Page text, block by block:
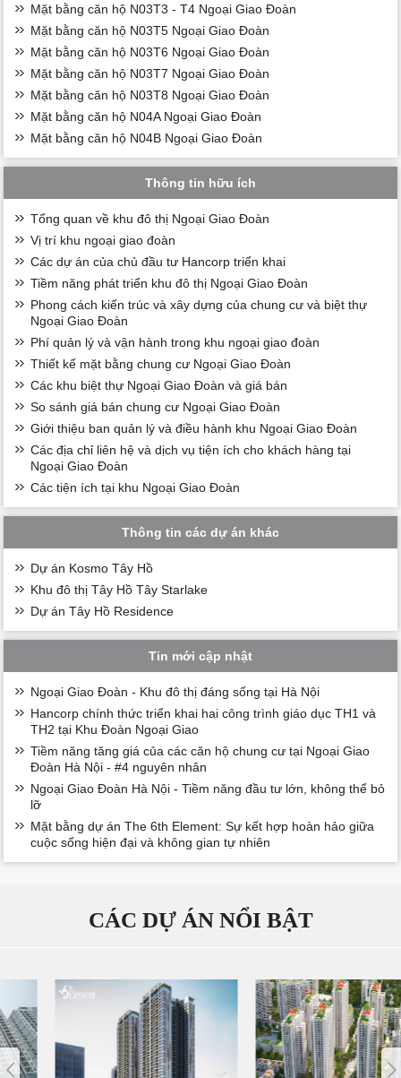
Mặt bằng căn hộ N03T3 - T4 Ngoại Giao Đoàn
Mặt bằng căn hộ N03T5 Ngoại Giao Đoàn
Mặt bằng căn hộ N03T6 Ngoại Giao Đoàn
Mặt bằng căn hộ N03T7 Ngoại Giao Đoàn
Mặt bằng căn hộ N03T8 Ngoại Giao Đoàn
Mặt bằng căn hộ N04A Ngoại Giao Đoàn
Mặt bằng căn hộ N04B Ngoại Giao Đoàn
Thông tin hữu ích
Tổng quan về khu đô thị Ngoại Giao Đoàn
Vị trí khu ngoại giao đoàn
Các dự án của chủ đầu tư Hancorp triển khai
Tiềm năng phát triển khu đô thị Ngoại Giao Đoàn
Phong cách kiến trúc và xây dựng của chung cư và biệt thự
Ngoại Giao Đoàn
Phí quản lý và vận hành trong khu ngoại giao đoàn
Thiết kế mặt bằng chung cư Ngoại Giao Đoàn
Các khu biệt thự Ngoại Giao Đoàn và giá bán
So sánh giá bán chung cư Ngoại Giao Đoàn
Giới thiệu ban quản lý và điều hành khu Ngoại Giao Đoàn
Các địa chỉ liên hệ và dịch vụ tiện ích cho khách hàng tại
Ngoại Giao Đoàn
Các tiện ích tại khu Ngoại Giao Đoàn
Thông tin các dự án khác
Dự án Kosmo Tây Hồ
Khu đô thị Tây Hồ Tây Starlake
Dự án Tây Hồ Residence
Tin mới cập nhật
Ngoại Giao Đoàn - Khu đô thị đáng sống tại Hà Nội
Hancorp chính thức triển khai hai công trình giáo dục TH1 và
TH2 tại Khu Đoàn Ngoại Giao
Tiềm năng tăng giá của các căn hộ chung cư tại Ngoại Giao
Đoàn Hà Nội - #4 nguyên nhân
Ngoại Giao Đoàn Hà Nội - Tiềm năng đầu tư lớn, không thể bỏ
lỡ
Mặt bằng dự án The 6th Element: Sự kết hợp hoàn hảo giữa
cuộc sống hiện đại và không gian tự nhiên
CÁC DỰ ÁN NỔI BẬT